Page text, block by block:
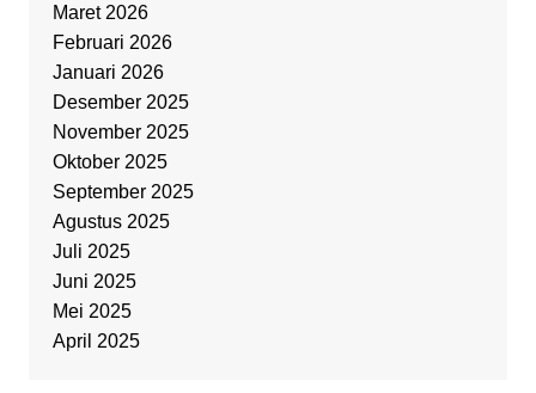
Maret 2026
Februari 2026
Januari 2026
Desember 2025
November 2025
Oktober 2025
September 2025
Agustus 2025
Juli 2025
Juni 2025
Mei 2025
April 2025